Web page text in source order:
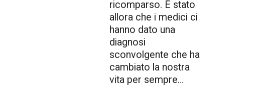
ricomparso. È stato
allora che i medici ci
hanno dato una
diagnosi
sconvolgente che ha
cambiato la nostra
vita per sempre…